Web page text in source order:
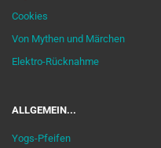
Cookies
Von Mythen und Märchen
Elektro-Rücknahme
ALLGEMEIN...
Yogs-Pfeifen